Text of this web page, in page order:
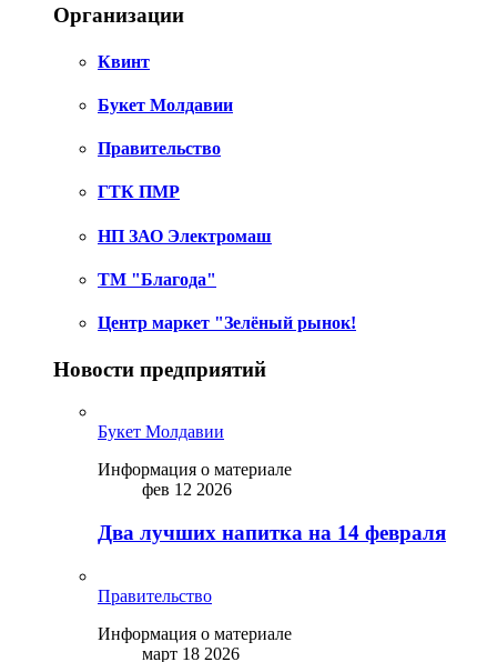
Организации
Квинт
Букет Молдавии
Правительство
ГТК ПМР
НП ЗАО Электромаш
ТМ "Благода"
Центр маркет "Зелёный рынок!
Новости предприятий
Букет Молдавии
Информация о материале
фев 12 2026
Два лучших напитка на 14 февраля
Правительство
Информация о материале
март 18 2026